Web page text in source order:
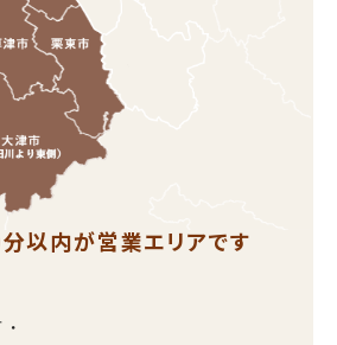
以内が営業エリアです